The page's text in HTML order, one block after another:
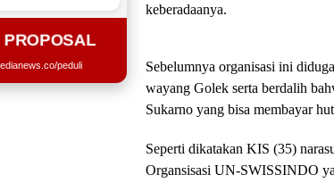
peduli
keberadaanya.
Sebelumnya organisasi ini
wayang Golek serta berdalih
Sukarno yang bisa membayar
Seperti dikatakan KIS (35)
Organsisasi UN-SWISSINDO